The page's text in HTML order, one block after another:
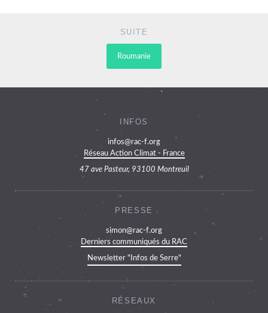
SUITE
Roumanie
INFOS
infos@rac-f.org
Réseau Action Climat - France
47 ave Pasteur, 93100 Montreuil
PRESSE
simon@rac-f.org
Derniers communiqués du RAC
Newsletter "Infos de Serre"
RÉSEAUX